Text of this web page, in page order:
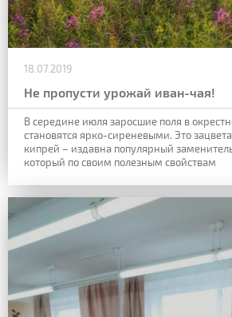
18.07.2019
Не пропусти урожай иван-чая!
В середине июля заросшие поля в
становятся ярко-сиреневыми. Это
кипрей – издавна популярный
который по своим полезным свойствам